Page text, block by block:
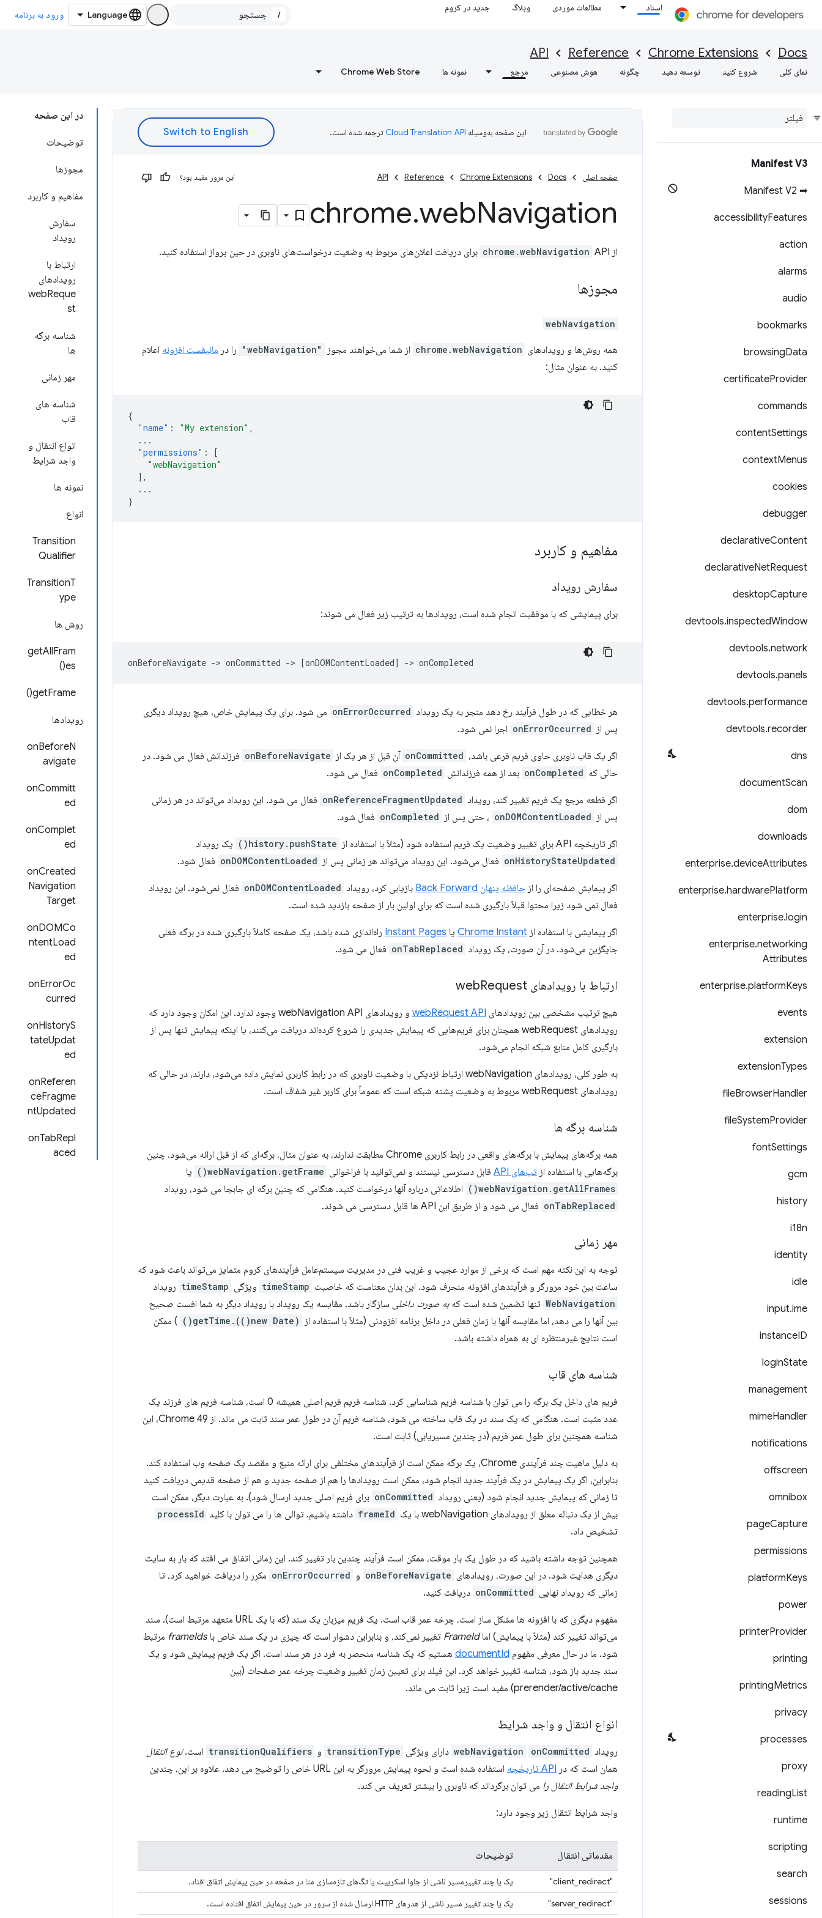
اسناد مطالعات موردی وبلاگ جدید در کروم
/ ورود به برنامه
Docs
Chrome Extensions
Reference
API
نمای کلی شروع کنید توسعه دهید چگونه هوش مصنوعی مرجع نمونه ها Chrome Web Store
Manifest V3
➡ Manifest V2
accessibilityFeatures
action
alarms
audio
bookmarks
browsingData
certificateProvider
commands
contentSettings
contextMenus
cookies
debugger
declarativeContent
declarativeNetRequest
desktopCapture
devtools.inspectedWindow
devtools.network
devtools.panels
devtools.performance
devtools.recorder
dns
documentScan
dom
downloads
enterprise.deviceAttributes
enterprise.hardwarePlatform
enterprise.login
enterprise.networking
Attributes
enterprise.platformKeys
events
extension
extensionTypes
fileBrowserHandler
fileSystemProvider
fontSettings
gcm
history
i18n
identity
idle
input.ime
instanceID
loginState
management
mimeHandler
notifications
offscreen
omnibox
pageCapture
permissions
platformKeys
power
printerProvider
printing
printingMetrics
privacy
processes
proxy
readingList
runtime
scripting
search
sessions
در این صفحه
توضیحات
مجوزها
مفاهیم و کاربرد
سفارش
رویداد
ارتباط با
رویدادهای
webReque
st
شناسه برگه
ها
مهر زمانی
شناسه های
قاب
انواع انتقال و
واجد شرایط
نمونه ها
انواع
Transition
Qualifier
TransitionT
ype
روش ها
getAllFram
es()
getFrame()
رویدادها
onBeforeN
avigate
onCommitt
ed
onComplet
ed
onCreated
Navigation
Target
onDOMCo
ntentLoad
ed
onErrorOc
curred
onHistoryS
tateUpdat
ed
onReferen
ceFragme
ntUpdated
onTabRepl
aced
این صفحه به‌وسیله ترجمه شده است.
صفحه اصلی Docs
Chrome Extensions
Reference
API این مرور مفید بود؟
chrome.webNavigation
از chrome.webNavigation API برای دریافت اعلان‌های مربوط به وضعیت درخواست‌های ناوبری در حین پرواز استفاده کنید.
مجوزها
webNavigation
همه روش‌ها و رویدادهای chrome.webNavigation از شما می‌خواهند مجوز "webNavigation" را در مانیفست افزونه اعلام
کنید. به عنوان مثال:
{
"name" : "My extension" ,
...
"permissions" :
[
"webNavigation"
],
...
}
مفاهیم و کاربرد
سفارش رویداد
برای پیمایشی که با موفقیت انجام شده است، رویدادها به ترتیب زیر فعال می شوند:
هر خطایی که در طول فرآیند رخ دهد منجر به یک رویداد onErrorOccurred می شود. برای یک پیمایش خاص، هیچ رویداد دیگری
پس از onErrorOccurred اجرا نمی شود.
اگر یک قاب ناوبری حاوی فریم فرعی باشد، onCommitted آن قبل از هر یک از onBeforeNavigate فرزندانش فعال می شود. در
حالی که onCompleted بعد از همه فرزندانش onCompleted فعال می شود.
اگر قطعه مرجع یک فریم تغییر کند، رویداد onReferenceFragmentUpdated فعال می شود. این رویداد می‌تواند در هر زمانی
پس از onDOMContentLoaded ، حتی پس از onCompleted فعال شود.
اگر تاریخچه API برای تغییر وضعیت یک فریم استفاده شود (مثلاً با استفاده از history.pushState() یک رویداد
onHistoryStateUpdated فعال می‌شود. این رویداد می‌تواند هر زمانی پس از onDOMContentLoaded فعال شود.
اگر پیمایش صفحه‌ای را از حافظه پنهان Back Forward بازیابی کرد، رویداد onDOMContentLoaded فعال نمی‌شود. این رویداد
فعال نمی شود زیرا محتوا قبلاً بارگیری شده است که برای اولین بار از صفحه بازدید شده است.
اگر پیمایشی با استفاده از Chrome Instant یا Instant Pages راه‌اندازی شده باشد، یک صفحه کاملاً بارگیری شده در برگه فعلی
جایگزین می‌شود. در آن صورت، یک رویداد onTabReplaced فعال می شود.
ارتباط با رویدادهای web Request
هیچ ترتیب مشخصی بین رویدادهای webRequest API
و رویدادهای webNavigation API وجود ندارد. این امکان وجود دارد که
رویدادهای webRequest همچنان برای فریم‌هایی که پیمایش جدیدی را شروع کرده‌اند دریافت می‌کنند، یا اینکه پیمایش تنها پس از
بارگیری کامل منابع شبکه انجام می‌شود.
به طور کلی، رویدادهای webNavigation ارتباط نزدیکی با وضعیت ناوبری که در رابط کاربری نمایش داده می‌شود، دارند، در حالی که
رویدادهای webRequest مربوط به وضعیت پشته شبکه است که عموماً برای کاربر غیر شفاف است.
شناسه برگه ها
همه برگه‌های پیمایش با برگه‌های واقعی در رابط کاربری Chrome مطابقت ندارند، به عنوان مثال، برگه‌ای که از قبل ارائه می‌شود. چنین
برگه‌هایی با استفاده از تب‌های API قابل دسترسی نیستند و نمی‌توانید با فراخوانی webNavigation.getFrame() یا
webNavigation.getAllFrames() اطلاعاتی درباره آنها درخواست کنید. هنگامی که چنین برگه ای جابجا می شود، رویداد
onTabReplaced فعال می شود و از طریق این API ها قابل دسترسی می شوند.
مهر زمانی
توجه به این نکته مهم است که برخی از موارد عجیب و غریب فنی در مدیریت سیستم‌عامل فرآیندهای کروم متمایز می‌تواند باعث شود که
ساعت بین خود مرورگر و فرآیندهای افزونه منحرف شود. این بدان معناست که خاصیت timeStamp ویژگی timeStamp رویداد
WebNavigation تنها تضمین شده است کهبه صورت داخلی سازگار باشد. مقایسه یک رویداد با رویداد دیگر به شما افست صحیح
بین آنها را می دهد، اما مقایسه آنها با زمان فعلی در داخل برنامه افزودنی (مثلاً با استفاده از
(new Date()).getTime()
) ممکن
است نتایج غیرمنتظره ای به همراه داشته باشد.
شناسه های قاب
فریم های داخل یک برگه را می توان با شناسه فریم شناسایی کرد. شناسه فریم فریم اصلی همیشه 0 است، شناسه فریم های فرزند یک
عدد مثبت است. هنگامی که یک سند در یک قاب ساخته می شود، شناسه فریم آن در طول عمر سند ثابت می ماند. از Chrome 49، این
شناسه همچنین برای طول عمر فریم (در چندین مسیریابی) ثابت است.
به دلیل ماهیت چند فرآیندی Chrome، یک برگه ممکن است از فرآیندهای مختلفی برای ارائه منبع و مقصد یک صفحه وب استفاده کند.
بنابراین، اگر یک پیمایش در یک فرآیند جدید انجام شود، ممکن است رویدادها را هم از صفحه جدید و هم از صفحه قدیمی دریافت کنید
تا زمانی که پیمایش جدید انجام شود (یعنی رویداد onCommitted برای فریم اصلی جدید ارسال شود). به عبارت دیگر، ممکن است
بیش از یک دنباله معلق از رویدادهای webNavigation با یک
frameId داشته باشیم. توالی ها را می توان با کلید processId
تشخیص داد.
همچنین توجه داشته باشید که در طول یک بار موقت، ممکن است فرآیند چندین بار تغییر کند. این زمانی اتفاق می افتد که بار به سایت
دیگری هدایت شود. در این صورت، رویدادهای onBeforeNavigate و onErrorOccurred مکرر را دریافت خواهید کرد، تا
زمانی که رویداد نهایی onCommitted دریافت کنید.
مفهوم دیگری که با افزونه ها مشکل ساز است، چرخه عمر قاب است. یک فریم میزبان یک سند (که با یک URL متعهد مرتبط است). سند
می‌تواند تغییر کند (مثلاً با پیمایش) اماFrameId تغییر نمی‌کند، و بنابراین دشوار است که چیزی در یک سند خاص باframeIds مرتبط
شود. ما در حال معرفی مفهوم documentId هستیم که یک شناسه منحصر به فرد در هر سند است. اگر یک فریم پیمایش شود و یک
سند جدید باز شود، شناسه تغییر خواهد کرد. این فیلد برای تعیین زمان تغییر وضعیت چرخه عمر صفحات (بین
prerender/active/cache) مفید است زیرا ثابت می ماند.
انواع انتقال و واجد شرایط
رویداد webNavigation onCommitted دارای ویژگی transitionType و transitionQualifiers است.نوع انتقال
همان است که در API تاریخچه
استفاده شده است و نحوه پیمایش مرورگر به این URL خاص را توضیح می دهد. علاوه بر این، چندین
واجد شرایط انتقال را می توان برگرداند که ناوبری را بیشتر تعریف می کند.
واجد شرایط انتقال زیر وجود دارد:
مقدماتی انتقال توضیحات
"client_redirect"
یک یا چند تغییرمسیر ناشی از جاوا اسکریپت یا تگ‌های تازه‌سازی متا در صفحه در حین پیمایش اتفاق افتاد.
"server_redirect"
یک یا چند تغییر مسیر ناشی از هدرهای HTTP ارسال شده از سرور در حین پیمایش اتفاق افتاده است.